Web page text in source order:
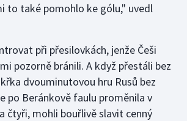
to také pomohlo ke gólu," uvedl
při přesilovkách, jenže Češi
pozorně bránili. A když přestáli bez
dvouminutovou hru Rusů bez
po Beránkově faulu proměnila v
čtyři, mohli bouřlivě slavit cenný